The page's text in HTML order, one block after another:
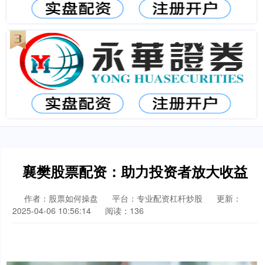
襄樊股票配资：助力投资者放大收益
作者：股票如何操盘 平台：专业配资杠杆炒股
更新：
2025-04-06 10:56:14
阅读：136